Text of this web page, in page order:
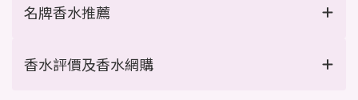
名牌香水推薦
香水評價及香水網購